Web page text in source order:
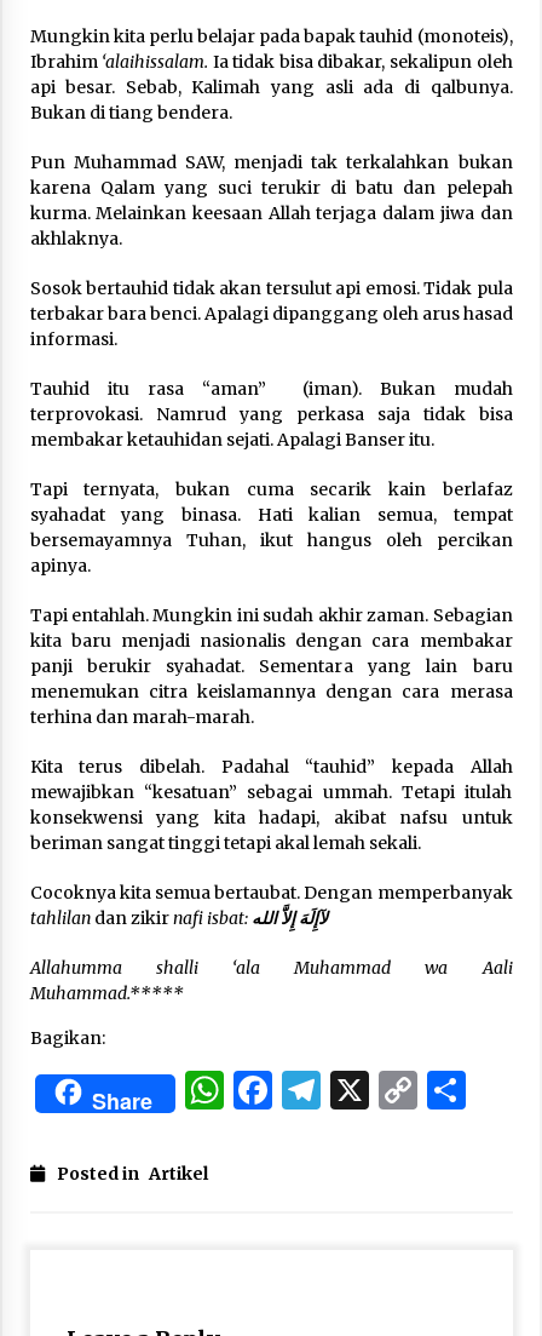
Takut Mati
3 months ago
Said Muniruddin Latih Mental dan Spiritual 80
Siswa YPHC
3 months ago
Said Muniruddin Beri Pelatihan dan Motivasi
untuk 179 Guru Diniyah Disdikbud Kota Banda
SELVi: Sebuah Model Motivasi dalam
Kepemimpinan Bisnis
4 months ago
Eksistensi Iran dalam Tiga Ayat: Memahami
Aliansi Yahudi dan Kristen dalam Dinamika
Nubuwwat
Mungkin kita perlu belajar pada bapak tauhid (monoteis),
Ibrahim ‘alaihissalam. Ia tidak bisa dibakar, sekalipun oleh
api besar. Sebab, Kalimah yang asli ada di qalbunya.
Bukan di tiang bendera.
Pun Muhammad SAW, menjadi tak terkalahkan bukan
karena Qalam yang suci terukir di batu dan pelepah
kurma. Melainkan keesaan Allah terjaga dalam jiwa dan
akhlaknya.
Sosok bertauhid tidak akan tersulut api emosi. Tidak pula
terbakar bara benci. Apalagi dipanggang oleh arus hasad
informasi.
Tauhid itu rasa “aman” (iman). Bukan mudah
terprovokasi. Namrud yang perkasa saja tidak bisa
membakar ketauhidan sejati. Apalagi Banser itu.
Tapi ternyata, bukan cuma secarik kain berlafaz
syahadat yang binasa. Hati kalian semua, tempat
bersemayamnya Tuhan, ikut hangus oleh percikan
apinya.
Tapi entahlah. Mungkin ini sudah akhir zaman. Sebagian
kita baru menjadi nasionalis dengan cara membakar
panji berukir syahadat. Sementara yang lain baru
menemukan citra keislamannya dengan cara merasa
terhina dan marah-marah.
Kita terus dibelah. Padahal “tauhid” kepada Allah
mewajibkan “kesatuan” sebagai ummah. Tetapi itulah
konsekwensi yang kita hadapi, akibat nafsu untuk
beriman sangat tinggi tetapi akal lemah sekali.
Cocoknya kita semua bertaubat. Dengan memperbanyak
tahlilandan zikirnafi isbat: لآإِلَهَ إِلاَّ الله
Allahumma shalli ‘ala Muhammad wa Aali
Muhammad.*****
Bagikan:
Share WhatsApp
Facebook
Telegram
X Copy
Posted in Artikel